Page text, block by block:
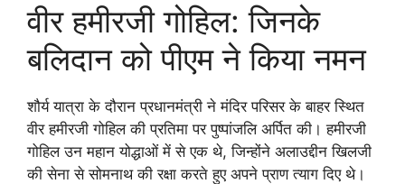
वीर हमीरजी गोहिल: जिनके
बलिदान को पीएम ने किया नमन
शौर्य यात्रा के दौरान प्रधानमंत्री ने मंदिर परिसर के बाहर स्थित
वीर हमीरजी गोहिल की प्रतिमा पर पुष्पांजलि अर्पित की। हमीरजी
गोहिल उन महान योद्धाओं में से एक थे, जिन्होंने अलाउद्दीन खिलजी
की सेना से सोमनाथ की रक्षा करते हुए अपने प्राण त्याग दिए थे।